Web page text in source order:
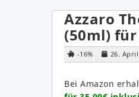
Azzaro
(50ml) für
-16% 26.
Bei Amazon